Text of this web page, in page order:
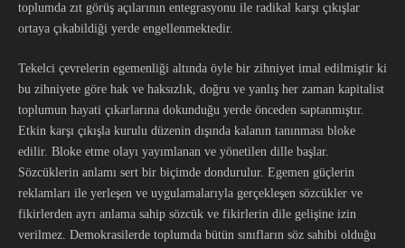
toplumda zıt görüş açılarının entegrasyonu ile radikal karşı çıkışlar
ortaya çıkabildiği yerde engellenmektedir.
Tekelci çevrelerin egemenliği altında öyle bir zihniyet imal edilmiştir ki
bu zihniyete göre hak ve haksızlık, doğru ve yanlış her zaman kapitalist
toplumun hayati çıkarlarına dokunduğu yerde önceden saptanmıştır.
Etkin karşı çıkışla kurulu düzenin dışında kalanın tanınması bloke
edilir. Bloke etme olayı yayımlanan ve yönetilen dille başlar.
Sözcüklerin anlamı sert bir biçimde dondurulur. Egemen güçlerin
reklamları ile yerleşen ve uygulamalarıyla gerçekleşen sözcükler ve
fikirlerden ayrı anlama sahip sözcük ve fikirlerin dile gelişine izin
verilmez. Demokrasilerde toplumda bütün sınıfların söz sahibi olduğu